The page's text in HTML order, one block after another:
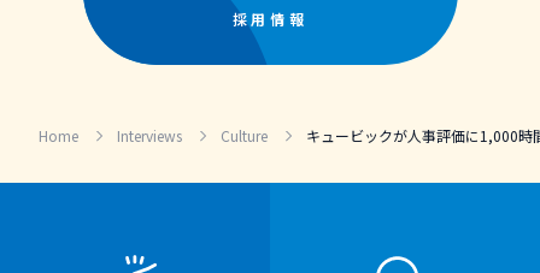
採用情報
Home Interviews Culture キュービックが人事評価に1,000時